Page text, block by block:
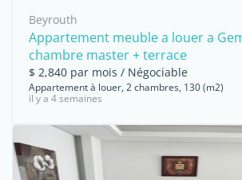
Beyrouth
Appartement meuble a louer a
chambre master + terrace
$ 2,840 par mois / Négociable
Appartement à louer, 2 chambres, 130 (m2)
il y a 4 semaines